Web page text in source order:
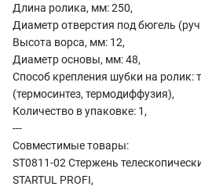
Длина ролика, мм: 250,
Диаметр отверстия под бюгель
Высота ворса, мм: 12,
Диаметр основы, мм: 48,
Способ крепления шубки на ролик:
(термосинтез, термодиффузия),
Количество в упаковке: 1,
---
Совместимые товары:
ST0811-02 Стержень
STARTUL PROFI,